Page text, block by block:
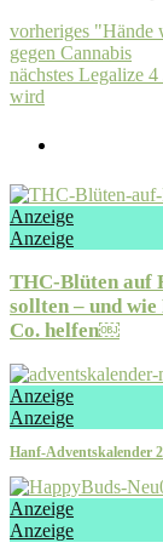
vorheriges "Hände
gegen Cannabis
nächstes Legalize 4
wird
Anzeige
Anzeige
THC-Blüten auf
sollten – und
Co. helfen￼
Anzeige
Anzeige
Hanf-Adventskalender
Anzeige
Anzeige